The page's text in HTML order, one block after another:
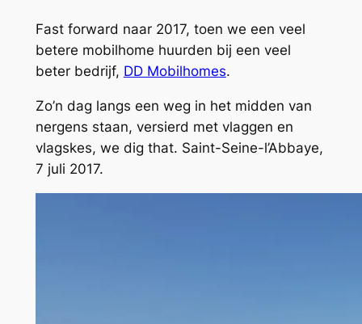
Fast forward naar 2017, toen we een veel
betere mobilhome huurden bij een veel
beter bedrijf, DD Mobilhomes.
Zo’n dag langs een weg in het midden van
nergens staan, versierd met vlaggen en
vlagskes, we dig that. Saint-Seine-l’Abbaye,
7 juli 2017.